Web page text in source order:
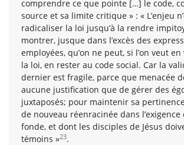
comprendre ce que pointe […] le code,
source et sa limite critique » : « L’enjeu
radicaliser la loi jusqu’à la rendre
montrer, jusque dans l’excès des
employées, qu’on ne peut, si l’on veut
la loi, en rester au code social. Car la
dernier est fragile, parce que menacée
aucune justification que de gérer des
juxtaposés; pour maintenir sa
de nouveau réenracinée dans
fonde, et dont les disciples de Jésus
témoins »23.